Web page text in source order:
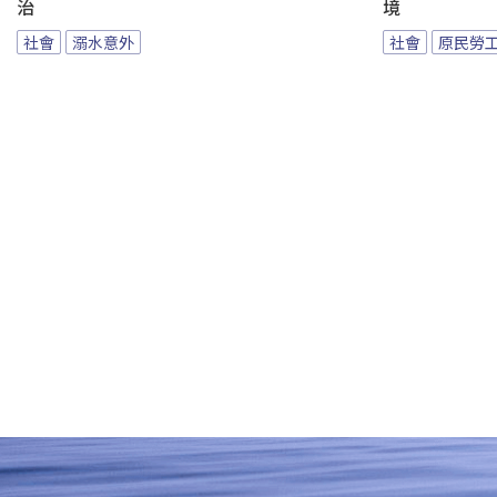
治
社會 溺水意外
境
社會 原民勞